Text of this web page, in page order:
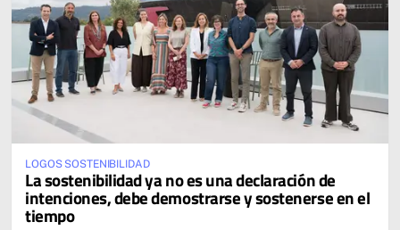
LOGOS SOSTENIBILIDAD
La sostenibilidad ya no es una declaración de
intenciones, debe demostrarse y sostenerse en el
tiempo